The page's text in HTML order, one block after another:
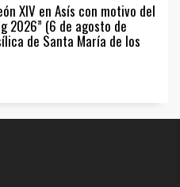
XIV en Asís con motivo del
2026” (6 de agosto de
de Santa María de los